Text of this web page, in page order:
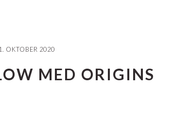
OKTOBER 2020
MED ORIGINS